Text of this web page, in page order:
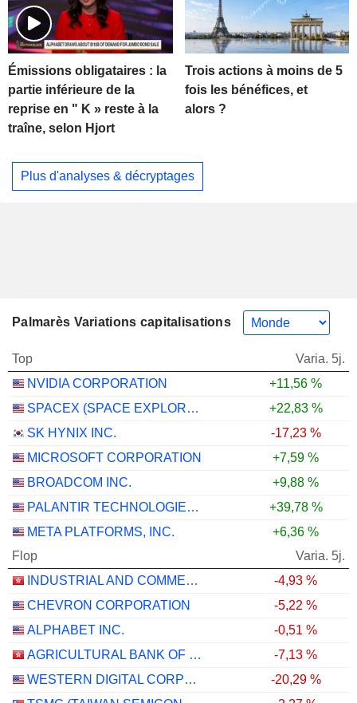
Émissions obligataires : la
partie inférieure de la
reprise en " K » reste à la
traîne, selon Hjort
Trois actions à moins de 5
fois les bénéfices, et
alors ?
Plus d'analyses & décryptages
Palmarès Variations capitalisations
Top
Varia. 5j.
NVIDIA CORPORATION
+11,56 %
SPACEX (SPACE EXPLORATION TECHNOLOGIES)
+22,83 %
SK HYNIX INC.
-17,23 %
MICROSOFT CORPORATION
+7,59 %
BROADCOM INC.
+9,88 %
PALANTIR TECHNOLOGIES INC.
+39,78 %
META PLATFORMS, INC.
+6,36 %
Flop
Varia. 5j.
INDUSTRIAL AND COMMERCIAL BANK OF CHINA LIMITED
-4,93 %
CHEVRON CORPORATION
-5,22 %
ALPHABET INC.
-0,51 %
AGRICULTURAL BANK OF CHINA LIMITED
-7,13 %
WESTERN DIGITAL CORPORATION
-20,29 %